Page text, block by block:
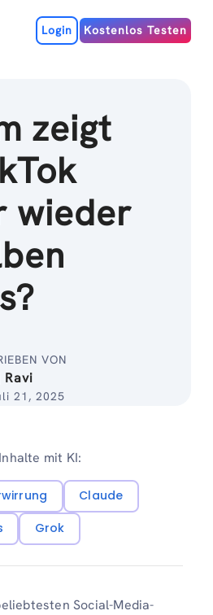
Login Kostenlos Testen
zeigt
wieder
VON
Ravi
21, 2025
mit KI:
Claude
Grok
Social-Media-